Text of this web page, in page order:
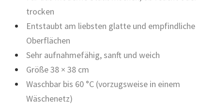
trocken
Entstaubt am liebsten glatte und empfindliche
Oberflächen
Sehr aufnahmefähig, sanft und weich
Größe 38 × 38 cm
Waschbar bis 60 °C (vorzugsweise in einem
Wäschenetz)